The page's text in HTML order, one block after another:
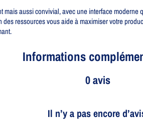
aussi convivial, avec une interface
ressources vous aide à maximiser votre
Informations
0 avis
Il n’y a pas encore